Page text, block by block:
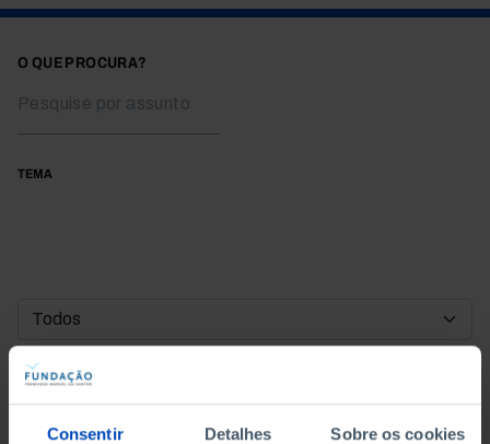
Consentir Detalhes Sobre os cookies
O QUE PROCURA?
TEMA
DATA DE INÍCIO
DATA DE FIM